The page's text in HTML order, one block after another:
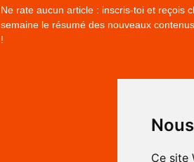
Ce site
Ne rate aucun article : inscris-toi et reçois
semaine le résumé des nouveaux
!